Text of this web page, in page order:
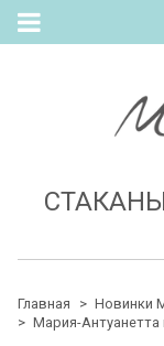
Главная Новинки
Мария-Антуанетта